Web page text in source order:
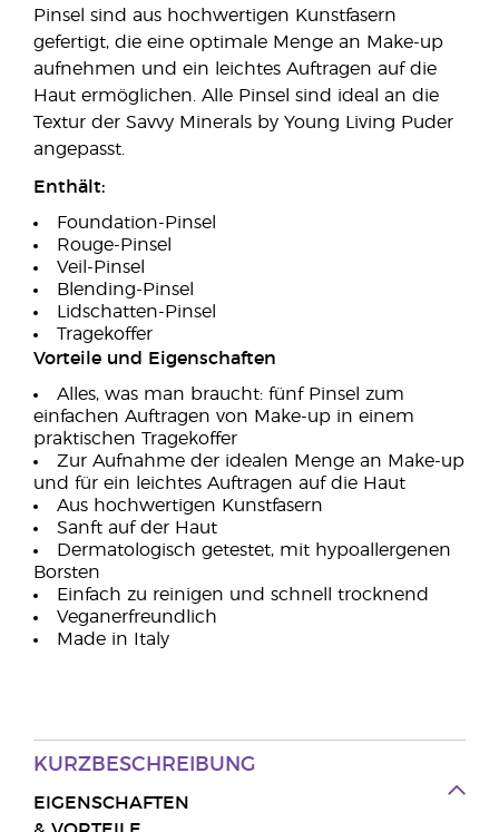
Pinsel sind aus hochwertigen Kunstfasern
gefertigt, die eine optimale Menge an Make-up
aufnehmen und ein leichtes Auftragen auf die
Haut ermöglichen. Alle Pinsel sind ideal an die
Textur der Savvy Minerals by Young Living Puder
angepasst.
Enthält:
Foundation-Pinsel
Rouge-Pinsel
Veil-Pinsel
Blending-Pinsel
Lidschatten-Pinsel
Tragekoffer
Vorteile und Eigenschaften
Alles, was man braucht: fünf Pinsel zum
einfachen Auftragen von Make-up in einem
praktischen Tragekoffer
Zur Aufnahme der idealen Menge an Make-up
und für ein leichtes Auftragen auf die Haut
Aus hochwertigen Kunstfasern
Sanft auf der Haut
Dermatologisch getestet, mit hypoallergenen
Borsten
Einfach zu reinigen und schnell trocknend
Veganerfreundlich
Made in Italy
KURZBESCHREIBUNG
EIGENSCHAFTEN